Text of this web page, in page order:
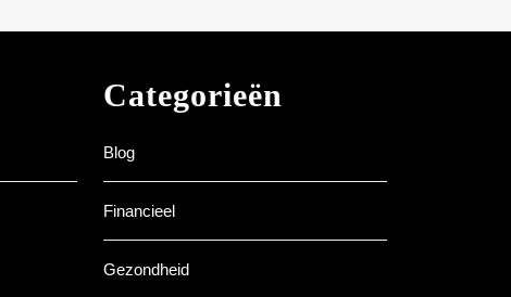
Categorieën
Blog
Financieel
Gezondheid